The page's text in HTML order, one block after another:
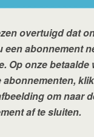
overtuigd dat
een abonnement
Op onze betaalde
om naar
af te sluiten.